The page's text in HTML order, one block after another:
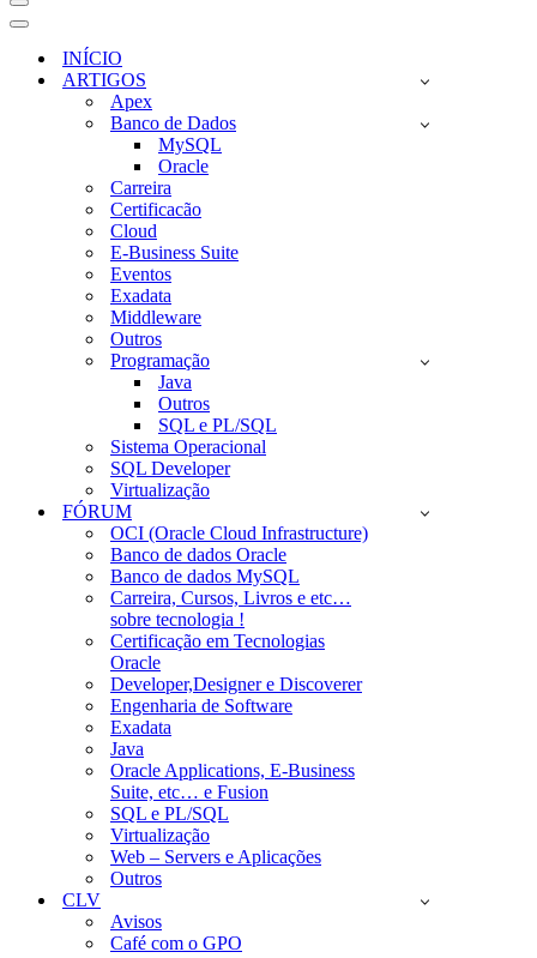
Menu
de
navegação
Menu
navegaçãoINÍCIO
ARTIGOS
Apex
Banco de Dados
MySQL
Oracle
Carreira
Certificacão
Cloud
E-Business Suite
Eventos
Exadata
Middleware
Outros
Programação
Java
Outros
SQL e PL/SQL
Sistema Operacional
SQL Developer
Virtualização
FÓRUM
OCI (Oracle Cloud Infrastructure)
Banco de dados Oracle
Banco de dados MySQL
Carreira, Cursos, Livros e etc…
sobre tecnologia !
Certificação em Tecnologias
Oracle
Developer,Designer e Discoverer
Engenharia de Software
Exadata
Java
Oracle Applications, E-Business
Suite, etc… e Fusion
SQL e PL/SQL
Virtualização
Web – Servers e Aplicações
Outros
CLV
Avisos
Café com o GPO